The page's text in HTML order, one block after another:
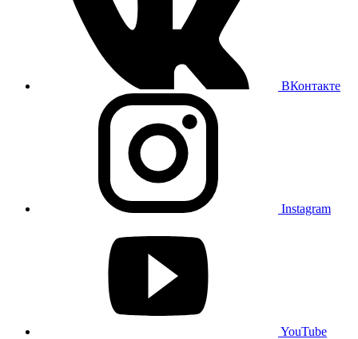
ВКонтакте
Instagram
YouTube